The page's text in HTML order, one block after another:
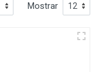
Mostrar